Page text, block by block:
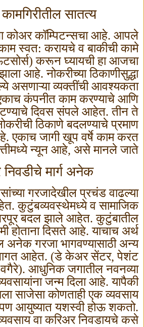
सातत्य
कोअर कॉम्पिटन्सचा आहे. आपले
स्वत: करायचे व बाकीची कामे
करून घ्यायची हा आजचा
आहे. नोकरीच्या ठिकाणीसुद्धा
असणाऱ्या व्यक्तींची आवश्यकता
कंपनीत काम करण्याचे आणि
दिवस संपले आहेत. तीन ते
ठिकाणे बदलण्याचे प्रमाण
एकाच जागी खूप वर्षे काम करत
न्यून आहे, असे मानले जाते.
निवडीचे मार्ग अनेक
गरजादेखील प्रचंड वाढल्या
कुटुंबव्यवस्थेमध्ये व सामाजिक
बदल झाले आहेत. कुटुंबातील
होताना दिसते आहे. याचाच अर्थ
अनेक गरजा भागवण्यासाठी अन्य
लागत आहेत. (डे केअर सेंटर,पेशंट
आधुनिक जगातील नवनव्या
जन्म दिला आहे. यापैकी
साजेसा कोणताही एक व्यवसाय
आयुष्यात यशस्वी होऊ शकतो.
व्यवसाय वा करिअर निवडायचे कसे.